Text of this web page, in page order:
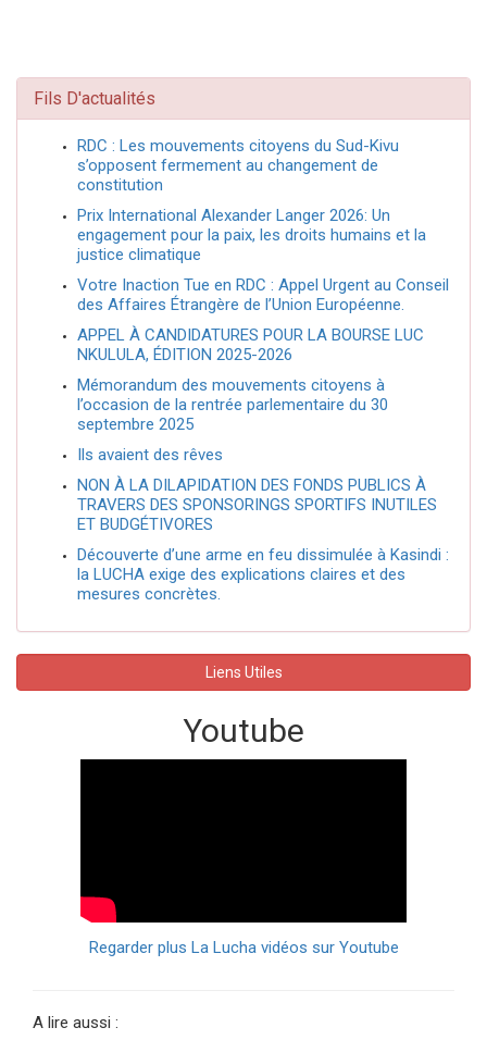
Fils D'actualités
RDC : Les mouvements citoyens du Sud-Kivu
s’opposent fermement au changement de
constitution
Prix International Alexander Langer 2026: Un
engagement pour la paix, les droits humains et la
justice climatique
Votre Inaction Tue en RDC : Appel Urgent au Conseil
des Affaires Étrangère de l’Union Européenne.
APPEL À CANDIDATURES POUR LA BOURSE LUC
NKULULA, ÉDITION 2025-2026
Mémorandum des mouvements citoyens à
l’occasion de la rentrée parlementaire du 30
septembre 2025
Ils avaient des rêves
NON À LA DILAPIDATION DES FONDS PUBLICS À
TRAVERS DES SPONSORINGS SPORTIFS INUTILES
ET BUDGÉTIVORES
Découverte d’une arme en feu dissimulée à Kasindi :
la LUCHA exige des explications claires et des
mesures concrètes.
Liens Utiles
Youtube
Regarder plus La Lucha vidéos sur Youtube
A lire aussi :